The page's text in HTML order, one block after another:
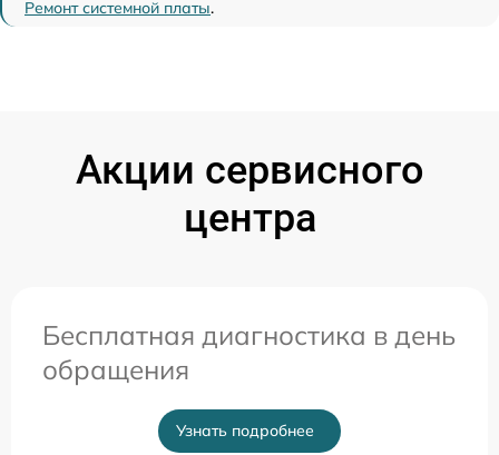
Ремонт системной платы.
Акции сервисного
центра
Бесплатная диагностика в день
обращения
Узнать подробнее